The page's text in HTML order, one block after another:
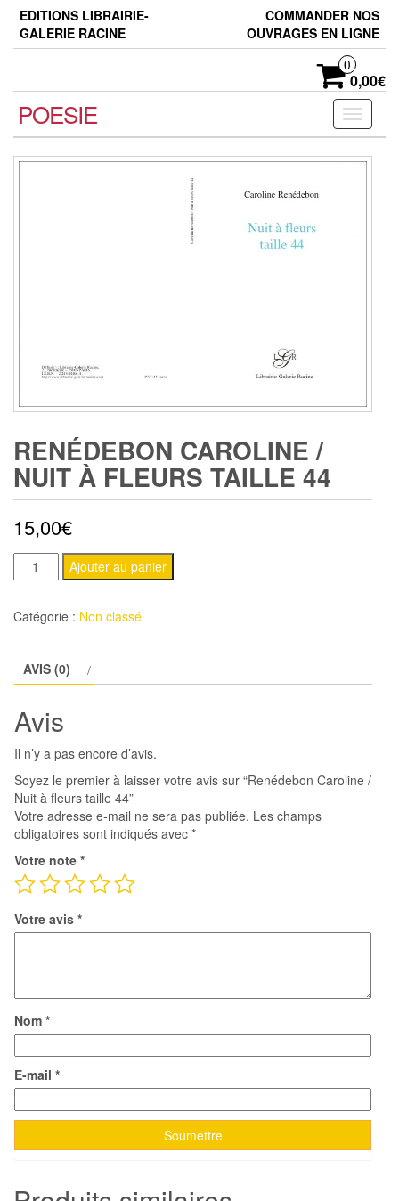
Skip
the
EDITIONS LIBRAIRIE-
GALERIE RACINE
COMMANDER NOS
OUVRAGES EN LIGNE
0
0,00€
Toggle
POESIE
RENÉDEBON CAROLINE /
NUIT À FLEURS TAILLE 44
15,00€
quantité
de
Renédebon
Caroline
Nuit
fleurs
44
Ajouter au panier
Catégorie : Non classé
AVIS (0)
Avis
Il n’y a pas encore d’avis.
Soyez le premier à laisser votre avis sur “Renédebon Caroline /
Nuit à fleurs taille 44”
Votre adresse e-mail ne sera pas publiée. Les champs
obligatoires sont indiqués avec *
Votre note *
Votre avis *
Nom *
E-mail *